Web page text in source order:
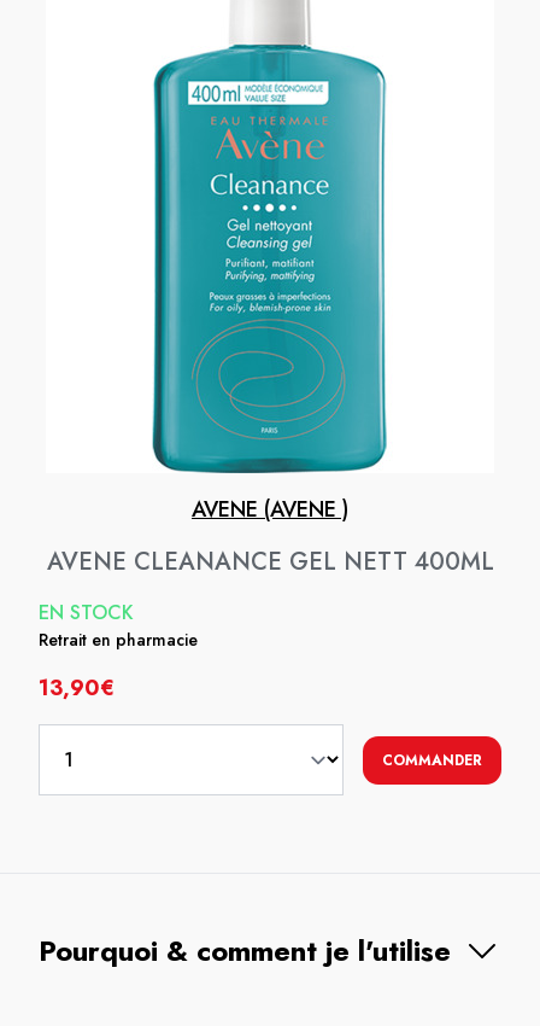
AVENE (AVENE )
AVENE CLEANANCE GEL NETT 400ML
EN STOCK
Retrait en pharmacie
13,90€
COMMANDER
Pourquoi & comment je l'utilise